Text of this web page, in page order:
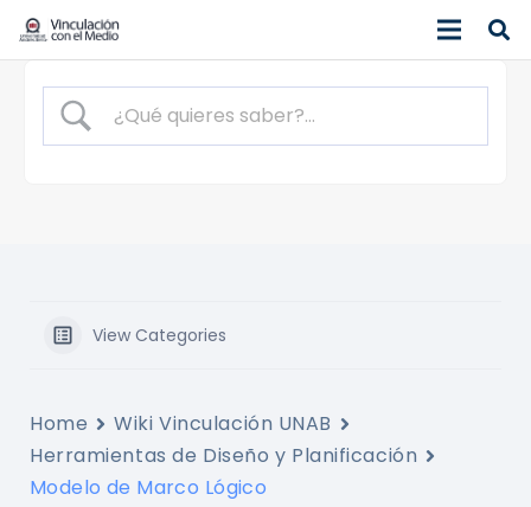
View Categories
Home
Wiki Vinculación UNAB
Herramientas de Diseño y Planificación
Modelo de Marco Lógico